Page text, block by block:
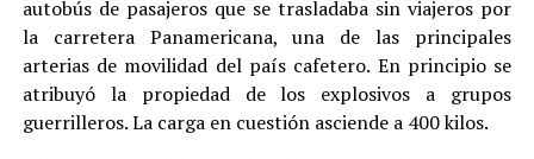
autobús de pasajeros que se trasladaba sin viajeros por
la carretera Panamericana, una de las principales
arterias de movilidad del país cafetero. En principio se
atribuyó la propiedad de los explosivos a grupos
guerrilleros. La carga en cuestión asciende a 400 kilos.